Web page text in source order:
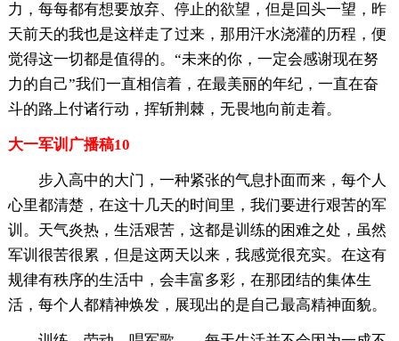
力，每每都有想要放弃、停止的欲望，但是回头一望，昨
天前天的我也是这样走了过来，那用汗水浇灌的历程，便
觉得这一切都是值得的。“未来的你，一定会感谢现在努
力的自己”我们一直相信着，在最美丽的年纪，一直在奋
斗的路上付诸行动，挥斩荆棘，无畏地向前走着。
大一军训广播稿10
步入高中的大门，一种紧张的气息扑面而来，每个人
心里都清楚，在这十几天的时间里，我们要进行艰苦的军
训。天气炎热，生活艰苦，这都是训练的困难之处，虽然
军训很苦很累，但是这两天以来，我感觉很充实。在这有
规律有秩序的生活中，会丰富多彩，在那团结的集体生
活，每个人都精神焕发，展现出的是自己最高精神面貌。